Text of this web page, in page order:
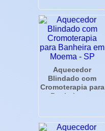
Aquecedor
Blindado com
Cromoterapia para
Banheira em